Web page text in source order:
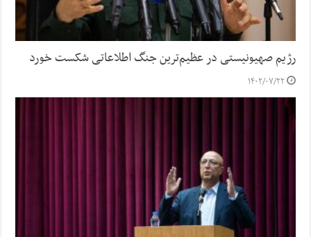
رژیم صهیونیستی در عظیم‌ترین جنگ اطلاعاتی شکست خورد
۱۴۰۲/۰۷/۲۲